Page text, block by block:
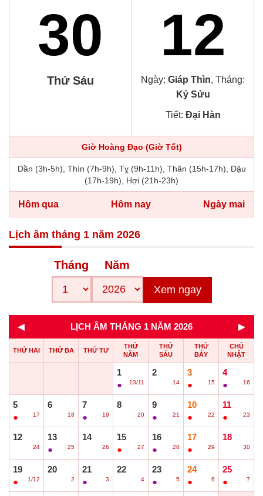
30
Thứ Sáu
12
Ngày: Giáp Thìn, Tháng:
Kỷ Sửu
Tiết: Đại Hàn
Giờ Hoàng Đạo (Giờ Tốt)
Dần (3h-5h), Thìn (7h-9h), Tỵ (9h-11h), Thân (15h-17h), Dậu
(17h-19h), Hợi (21h-23h)
Hôm qua Hôm nay Ngày mai
Lịch âm tháng 1 năm 2026
Tháng Năm
Xem ngay
◄ LỊCH ÂM THÁNG 1 NĂM 2026 ►
THỨ HAI THỨ BA THỨ TƯ
THỨ
NĂM
THỨ
SÁU
THỨ
BẢY
CHỦ
NHẬT
1
●
13/11
2
14
3
●
15
4
●
16
5
●
17
6
18
7
●
19
8
20
9
●
21
10
●
22
11
●
23
12
24
13
●
25
14
26
15
●
27
16
●
28
17
●
29
18
30
19
●
1/12
20
2
21
●
3
22
4
23
●
5
24
●
6
25
●
7